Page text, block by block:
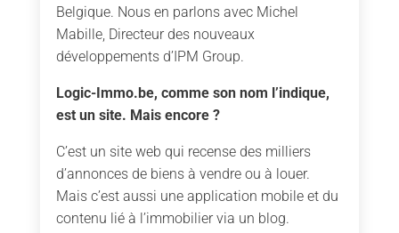
Belgique. Nous en parlons avec Michel
Mabille, Directeur des nouveaux
développements d’IPM Group.
Logic-Immo.be, comme son nom l’indique,
est un site. Mais encore ?
C’est un site web qui recense des milliers
d’annonces de biens à vendre ou à louer.
Mais c’est aussi une application mobile et du
contenu lié à l’immobilier via un blog.